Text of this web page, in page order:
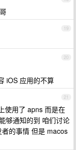
19
20
iOS 应用的不算
21
使用了 apns 而是在
够通知的到 咱们讨论
的事情 但是 macos